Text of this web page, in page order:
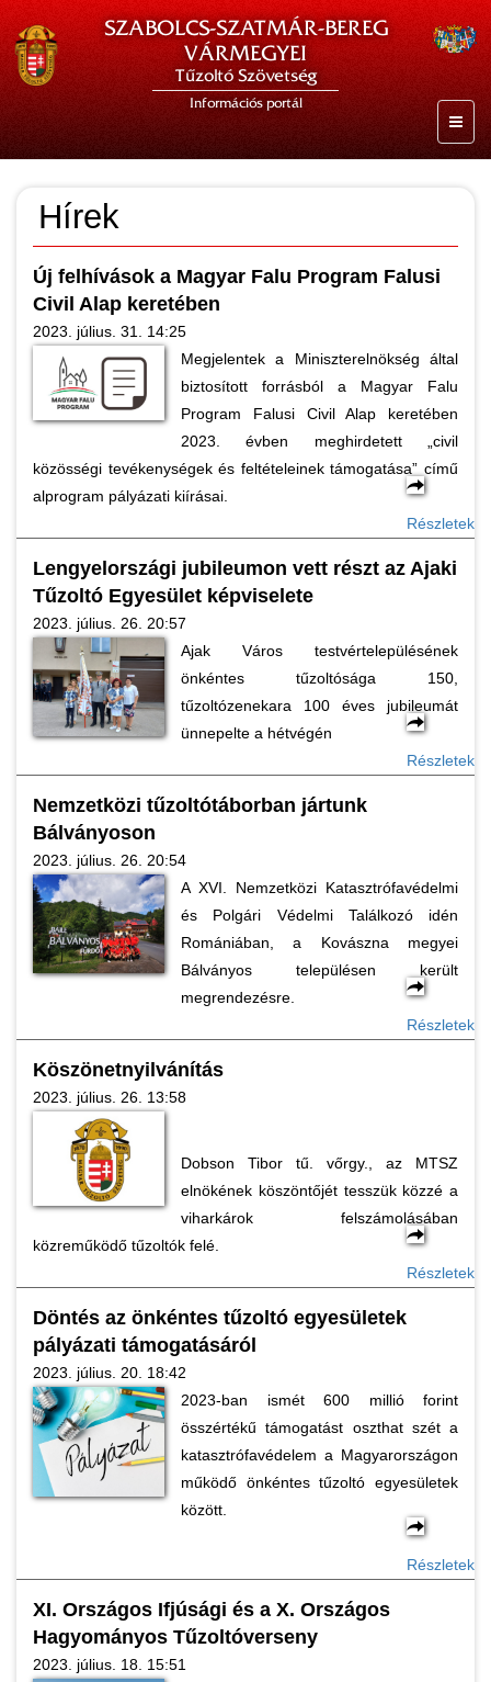
SZABOLCS-SZATMÁR-BEREG
VÁRMEGYEI
Tűzoltó Szövetség
Információs portál
Hírek
Új felhívások a Magyar Falu Program Falusi
Civil Alap keretében
2023. július. 31. 14:25
Megjelentek a Miniszterelnökség által
biztosított forrásból a Magyar Falu
Program Falusi Civil Alap keretében
2023. évben meghirdetett „civil
közösségi tevékenységek és feltételeinek támogatása” című
alprogram pályázati kiírásai.
Részletek
Lengyelországi jubileumon vett részt az Ajaki
Tűzoltó Egyesület képviselete
2023. július. 26. 20:57
Ajak Város testvértelepülésének
önkéntes tűzoltósága 150,
tűzoltózenekara 100 éves jubileumát
ünnepelte a hétvégén
Részletek
Nemzetközi tűzoltótáborban jártunk
Bálványoson
2023. július. 26. 20:54
A XVI. Nemzetközi Katasztrófavédelmi
és Polgári Védelmi Találkozó idén
Romániában, a Kovászna megyei
Bálványos településen került
megrendezésre.
Részletek
Köszönetnyilvánítás
2023. július. 26. 13:58
Dobson Tibor tű. vőrgy., az MTSZ
elnökének köszöntőjét tesszük közzé a
viharkárok felszámolásában
közreműködő tűzoltók felé.
Részletek
Döntés az önkéntes tűzoltó egyesületek
pályázati támogatásáról
2023. július. 20. 18:42
2023-ban ismét 600 millió forint
összértékű támogatást oszthat szét a
katasztrófavédelem a Magyarországon
működő önkéntes tűzoltó egyesületek
között.
Részletek
XI. Országos Ifjúsági és a X. Országos
Hagyományos Tűzoltóverseny
2023. július. 18. 15:51